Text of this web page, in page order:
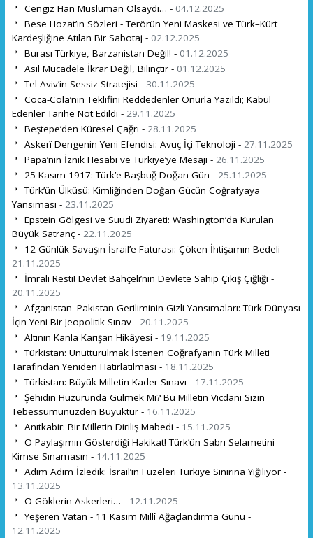
Cengiz Han Müslüman Olsaydı… - 04.12.2025
Bese Hozat’ın Sözleri - Terörün Yeni Maskesi ve Türk–Kürt
Kardeşliğine Atılan Bir Sabotaj - 02.12.2025
Burası Türkiye, Barzanistan Değil! - 01.12.2025
Asıl Mücadele İkrar Değil, Bilinçtir - 01.12.2025
Tel Aviv’in Sessiz Stratejisi - 30.11.2025
Coca-Cola’nın Teklifini Reddedenler Onurla Yazıldı; Kabul
Edenler Tarihe Not Edildi - 29.11.2025
Beştepe’den Küresel Çağrı - 28.11.2025
Askerî Dengenin Yeni Efendisi: Avuç İçi Teknoloji - 27.11.2025
Papa’nın İznik Hesabı ve Türkiye’ye Mesajı - 26.11.2025
25 Kasım 1917: Türk’e Başbuğ Doğan Gün - 25.11.2025
Türk’ün Ülküsü: Kimliğinden Doğan Gücün Coğrafyaya
Yansıması - 23.11.2025
Epstein Gölgesi ve Suudi Ziyareti: Washington’da Kurulan
Büyük Satranç - 22.11.2025
12 Günlük Savaşın İsrail’e Faturası: Çöken İhtişamın Bedeli -
21.11.2025
İmralı Resti! Devlet Bahçeli’nin Devlete Sahip Çıkış Çığlığı -
20.11.2025
Afganistan–Pakistan Geriliminin Gizli Yansımaları: Türk Dünyası
İçin Yeni Bir Jeopolitik Sınav - 20.11.2025
Altının Kanla Karışan Hikâyesi - 19.11.2025
Türkistan: Unutturulmak İstenen Coğrafyanın Türk Milleti
Tarafından Yeniden Hatırlatılması - 18.11.2025
Türkistan: Büyük Milletin Kader Sınavı - 17.11.2025
Şehidin Huzurunda Gülmek Mi? Bu Milletin Vicdanı Sizin
Tebessümünüzden Büyüktür - 16.11.2025
Anıtkabir: Bir Milletin Diriliş Mabedi - 15.11.2025
O Paylaşımın Gösterdiği Hakikat! Türk’ün Sabrı Selametini
Kimse Sınamasın - 14.11.2025
Adım Adım İzledik: İsrail’in Füzeleri Türkiye Sınırına Yığılıyor -
13.11.2025
O Göklerin Askerleri… - 12.11.2025
Yeşeren Vatan - 11 Kasım Millî Ağaçlandırma Günü -
12.11.2025